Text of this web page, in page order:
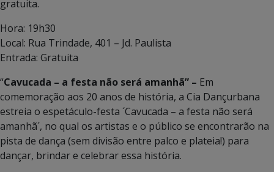
gratuita.
Hora: 19h30
Local: Rua Trindade, 401 – Jd. Paulista
Entrada: Gratuita
“Cavucada – a festa não será amanhã” – Em
comemoração aos 20 anos de história, a Cia Dançurbana
estreia o espetáculo-festa ´Cavucada – a festa não será
amanhã´, no qual os artistas e o público se encontrarão na
pista de dança (sem divisão entre palco e plateia!) para
dançar, brindar e celebrar essa história.